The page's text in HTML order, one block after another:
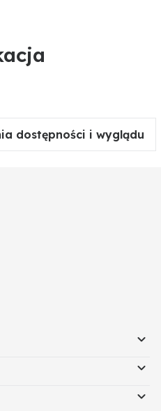
dostępności i wyglądu